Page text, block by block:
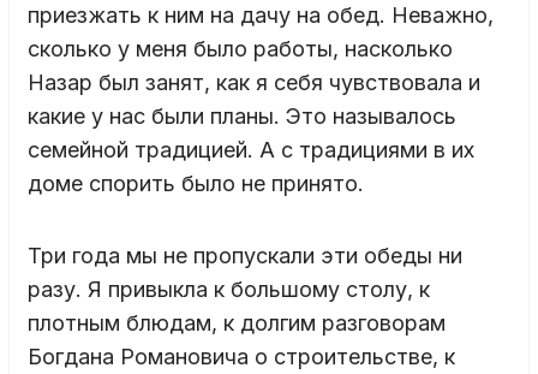
приезжать к ним на дачу на обед. Неважно,
сколько у меня было работы, насколько
Назар был занят, как я себя чувствовала и
какие у нас были планы. Это называлось
семейной традицией. А с традициями в их
доме спорить было не принято.
Три года мы не пропускали эти обеды ни
разу. Я привыкла к большому столу, к
плотным блюдам, к долгим разговорам
Богдана Романовича о строительстве, к